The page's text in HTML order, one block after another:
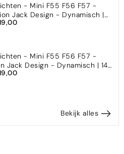
- Mini F55 F56 F57 -
Jack Design - Dynamisch |
- Mini F55 F56 F57 -
Jack Design - Dynamisch | 14-
Bekijk alles